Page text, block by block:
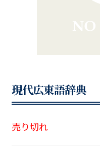
現代広東語辞典
売り切れ